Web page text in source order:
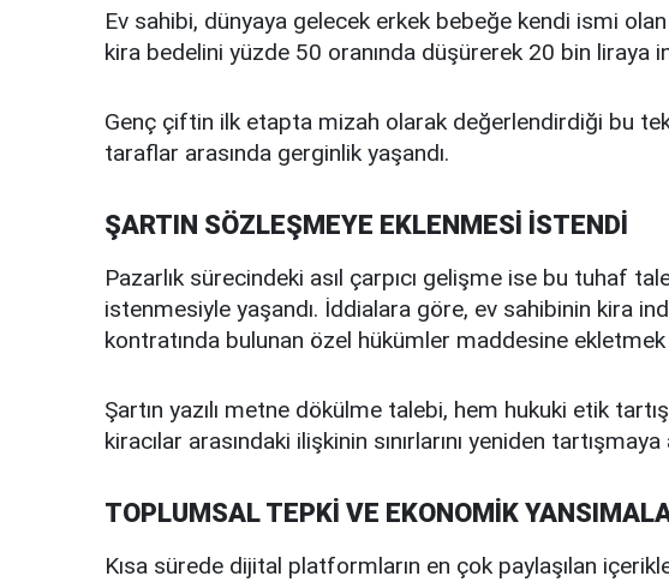
Ev sahibi, dünyaya gelecek erkek bebeğe kendi ismi olan
kira bedelini yüzde 50 oranında düşürerek 20 bin liraya
Genç çiftin ilk etapta mizah olarak değerlendirdiği bu
taraflar arasında gerginlik yaşandı.
ŞARTIN SÖZLEŞMEYE EKLENMESİ İSTENDİ
Pazarlık sürecindeki asıl çarpıcı gelişme ise bu tuhaf
istenmesiyle yaşandı. İddialara göre, ev sahibinin kira
kontratında bulunan özel hükümler maddesine
Şartın yazılı metne dökülme talebi, hem hukuki etik
kiracılar arasındaki ilişkinin sınırlarını yeniden tartışmaya
TOPLUMSAL TEPKİ VE EKONOMİK
Kısa sürede dijital platformların en çok paylaşılan